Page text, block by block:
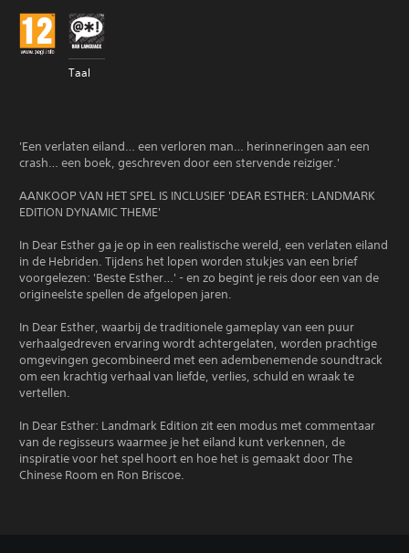
Taal
'Een verlaten eiland… een verloren man… herinneringen aan een
crash… een boek, geschreven door een stervende reiziger.'
AANKOOP VAN HET SPEL IS INCLUSIEF 'DEAR ESTHER: LANDMARK
EDITION DYNAMIC THEME'
In Dear Esther ga je op in een realistische wereld, een verlaten eiland
in de Hebriden. Tijdens het lopen worden stukjes van een brief
voorgelezen: 'Beste Esther…' - en zo begint je reis door een van de
origineelste spellen de afgelopen jaren.
In Dear Esther, waarbij de traditionele gameplay van een puur
verhaalgedreven ervaring wordt achtergelaten, worden prachtige
omgevingen gecombineerd met een adembenemende soundtrack
om een krachtig verhaal van liefde, verlies, schuld en wraak te
vertellen.
In Dear Esther: Landmark Edition zit een modus met commentaar
van de regisseurs waarmee je het eiland kunt verkennen, de
inspiratie voor het spel hoort en hoe het is gemaakt door The
Chinese Room en Ron Briscoe.